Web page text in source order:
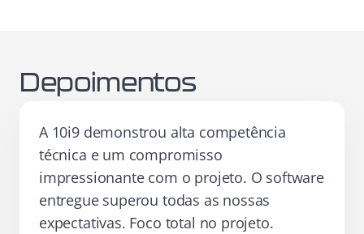
Depoimentos
A 10i9 demonstrou alta competência
técnica e um compromisso
impressionante com o projeto. O software
entregue superou todas as nossas
expectativas. Foco total no projeto.